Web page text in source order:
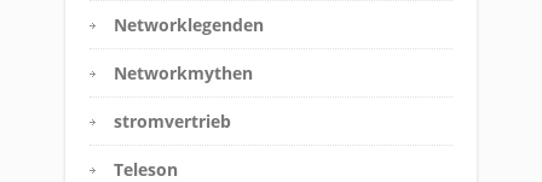
Networklegenden
Networkmythen
stromvertrieb
Teleson